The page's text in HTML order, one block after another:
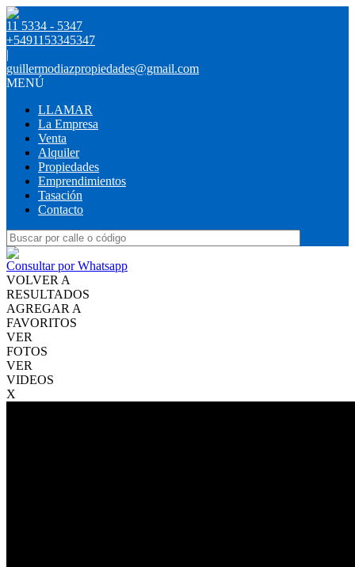
11 5334 - 5347
+5491153345347
|
guillermodiazpropiedades@gmail.com
MENÚ
LLAMAR
La Empresa
Venta
Alquiler
Propiedades
Emprendimientos
Tasación
Contacto
Consultar por Whatsapp
VOLVER A
RESULTADOS
AGREGAR A
FAVORITOS
VER
FOTOS
VER
VIDEOS
X